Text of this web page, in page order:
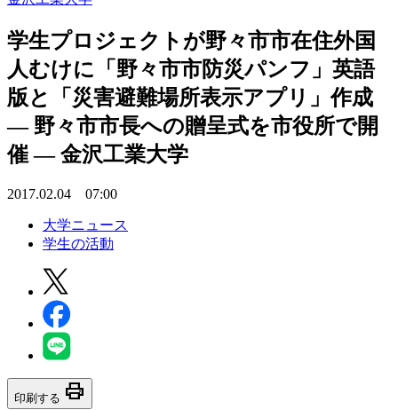
学生プロジェクトが野々市市在住外国
人むけに「野々市市防災パンフ」英語
版と「災害避難場所表示アプリ」作成
— 野々市市長への贈呈式を市役所で開
催 — 金沢工業大学
2017.02.04 07:00
大学ニュース
学生の活動
印刷する print